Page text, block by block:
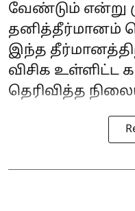
வேண்டும் என்று
தனித்தீர்மானம்
இந்த
விசிக உள்ளிட்ட
தெரிவித்த